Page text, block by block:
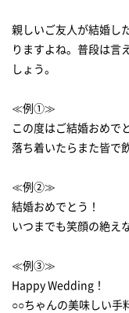
親しいご友人が結婚し
りますよね。普段は言
しょう。
≪例①≫
この度はご結婚おめで
落ち着いたらまた皆で
≪例②≫
結婚おめでとう！
いつまでも笑顔の絶え
≪例③≫
Happy Wedding！
○○ちゃんの美味しい手